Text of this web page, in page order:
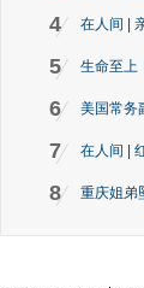
4 在人间 |
5 生命至上
6 美国常务
7 在人间 |
8 重庆姐弟